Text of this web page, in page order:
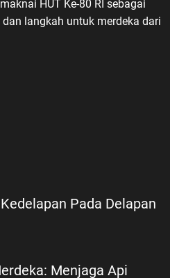
HUT Ke-80 RI sebagai
langkah untuk merdeka dari
Pada Delapan
Menjaga Api